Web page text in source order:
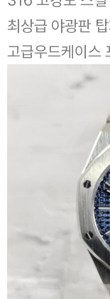
최상급 야광판
고급우드케이스